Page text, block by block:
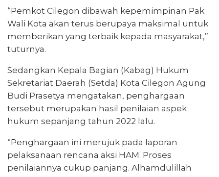
“Pemkot Cilegon dibawah kepemimpinan Pak
Wali Kota akan terus berupaya maksimal untuk
memberikan yang terbaik kepada masyarakat,”
tuturnya.
Sedangkan Kepala Bagian (Kabag) Hukum
Sekretariat Daerah (Setda) Kota Cilegon Agung
Budi Prasetya mengatakan, penghargaan
tersebut merupakan hasil penilaian aspek
hukum sepanjang tahun 2022 lalu.
“Penghargaan ini merujuk pada laporan
pelaksanaan rencana aksi HAM. Proses
penilaiannya cukup panjang. Alhamdulillah